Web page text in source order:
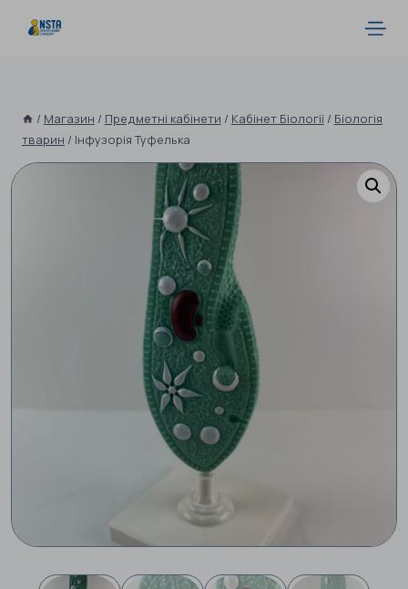
/ Магазин / Предметні кабінети / Кабінет Біології / Біологія
тварин / Інфузорія Туфелька